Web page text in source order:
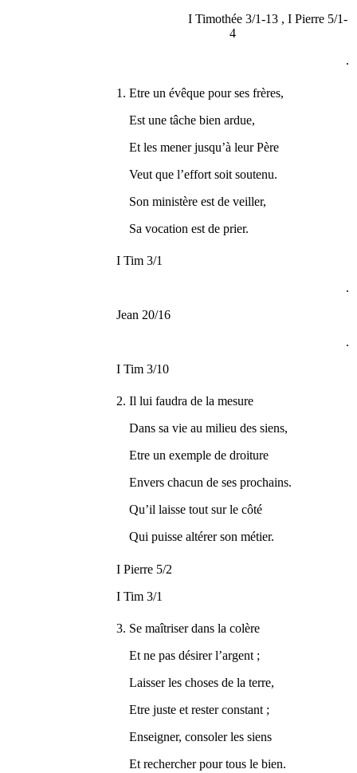
I Timothée 3/1-13 , I Pierre 5/1-
4
.
1. Etre un évêque pour ses frères,
Est une tâche bien ardue,
Et les mener jusqu’à leur Père
Veut que l’effort soit soutenu.
Son ministère est de veiller,
Sa vocation est de prier.
I Tim 3/1
.
Jean 20/16
.
I Tim 3/10
2. Il lui faudra de la mesure
Dans sa vie au milieu des siens,
Etre un exemple de droiture
Envers chacun de ses prochains.
Qu’il laisse tout sur le côté
Qui puisse altérer son métier.
I Pierre 5/2
I Tim 3/1
3. Se maîtriser dans la colère
Et ne pas désirer l’argent ;
Laisser les choses de la terre,
Etre juste et rester constant ;
Enseigner, consoler les siens
Et rechercher pour tous le bien.